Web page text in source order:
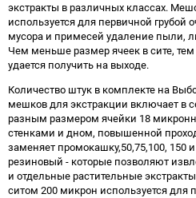
экстракты в различных классах.
используется для первичной грубой
мусора и примесей удаление пыли,
Чем меньше размер ячеек в сите,
удается получить на выходе.
Количество штук в комплекте на
мешков для экстракции включает в
разным размером ячейки 18
стенками и дном, повышенной
заменяет промокашку,50,75,100,
резиновый - которые позволяют
и отдельные растительные
ситом 200 микрон используется для